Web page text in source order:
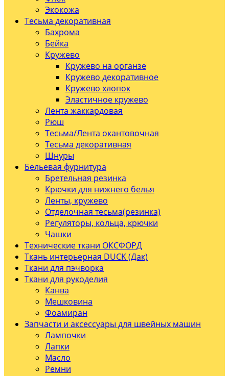
Экокожа
Тесьма декоративная
Бахрома
Бейка
Кружево
Кружево на органзе
Кружево декоративное
Кружево хлопок
Эластичное кружево
Лента жаккардовая
Рюш
Тесьма/Лента окантовочная
Тесьма декоративная
Шнуры
Бельевая фурнитура
Бретельная резинка
Крючки для нижнего белья
Ленты, кружево
Отделочная тесьма(резинка)
Регуляторы, кольца, крючки
Чашки
Технические ткани ОКСФОРД
Ткань интерьерная DUCK (Дак)
Ткани для пэчворка
Ткани для рукоделия
Канва
Мешковина
Фоамиран
Запчасти и аксессуары для швейных машин
Лампочки
Лапки
Масло
Ремни